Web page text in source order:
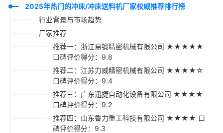
2025年热门的冲床/冲床送料机厂家权威推荐排行榜
行业背景与市场趋势
厂家推荐
推荐一：浙江易锻精密机械有限公司 ★★★★★
口碑评价得分：9.8
推荐二：江苏力威精密机械有限公司 ★★★★☆
口碑评价得分：9.4
推荐三：广东迅捷自动化设备有限公司 ★★★★
口碑评价得分：9.2
推荐四：山东鲁力重工科技有限公司 ★★★★ 口
碑评价得分：9.3